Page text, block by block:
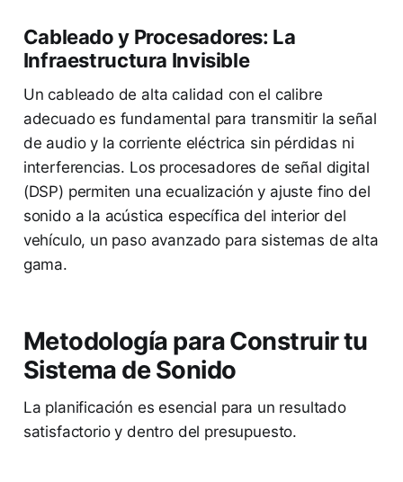
Cableado y Procesadores: La
Infraestructura Invisible
Un cableado de alta calidad con el calibre
adecuado es fundamental para transmitir la señal
de audio y la corriente eléctrica sin pérdidas ni
interferencias. Los procesadores de señal digital
(DSP) permiten una ecualización y ajuste fino del
sonido a la acústica específica del interior del
vehículo, un paso avanzado para sistemas de alta
gama.
Metodología para Construir tu
Sistema de Sonido
La planificación es esencial para un resultado
satisfactorio y dentro del presupuesto.